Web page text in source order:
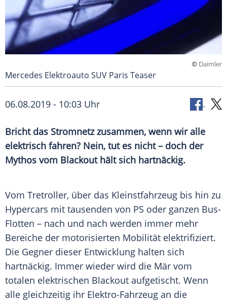
© Daimler
Mercedes Elektroauto SUV Paris Teaser
06.08.2019 - 10:03 Uhr
Bricht das Stromnetzzusammen, wenn wir alle
elektrisch fahren? Nein, tut es nicht – doch der
Mythos vom Blackouthält sich hartnäckig.
Vom Tretroller, über das Kleinstfahrzeug bis hin zu
Hypercars mit tausenden von PS oder ganzen Bus-
Flotten – nach und nach werden immer mehr
Bereiche der motorisierten Mobilität elektrifiziert.
Die Gegner dieser Entwicklung halten sich
hartnäckig. Immer wieder wird die Mär vom
totalen elektrischen Blackout aufgetischt. Wenn
alle gleichzeitig ihr Elektro-Fahrzeug an die